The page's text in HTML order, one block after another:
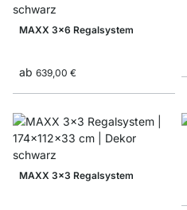
MAXX 3x6 Regalsystem
ab 639,00 €
MAXX 3x3 Regalsystem